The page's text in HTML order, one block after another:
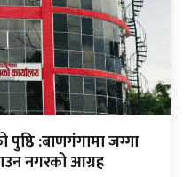
:बाणगंगामा जग्गा
नगरको आग्रह